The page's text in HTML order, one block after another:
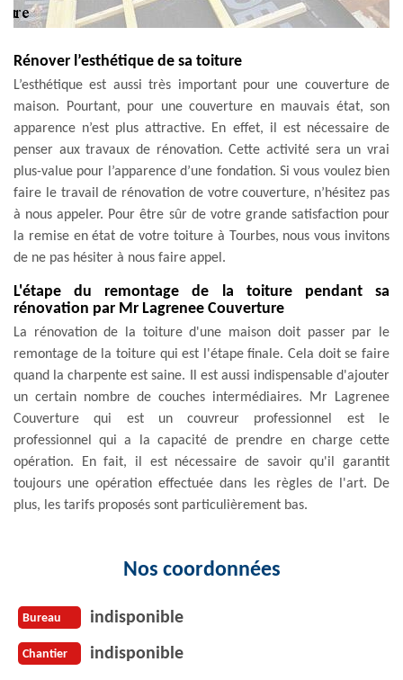
Rénover l’esthétique de sa toiture
L’esthétique est aussi très important pour une couverture de
maison. Pourtant, pour une couverture en mauvais état, son
apparence n’est plus attractive. En effet, il est nécessaire de
penser aux travaux de rénovation. Cette activité sera un vrai
plus-value pour l’apparence d’une fondation. Si vous voulez bien
faire le travail de rénovation de votre couverture, n’hésitez pas
à nous appeler. Pour être sûr de votre grande satisfaction pour
la remise en état de votre toiture à Tourbes, nous vous invitons
de ne pas hésiter à nous faire appel.
L'étape du remontage de la toiture pendant sa
rénovation par Mr Lagrenee Couverture
La rénovation de la toiture d'une maison doit passer par le
remontage de la toiture qui est l'étape finale. Cela doit se faire
quand la charpente est saine. Il est aussi indispensable d'ajouter
un certain nombre de couches intermédiaires. Mr Lagrenee
Couverture qui est un couvreur professionnel est le
professionnel qui a la capacité de prendre en charge cette
opération. En fait, il est nécessaire de savoir qu'il garantit
toujours une opération effectuée dans les règles de l'art. De
plus, les tarifs proposés sont particulièrement bas.
Nos coordonnées
Bureau indisponible
Chantier indisponible